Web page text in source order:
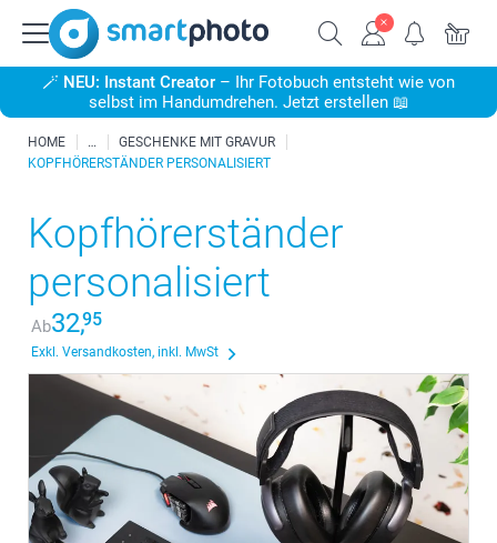
🪄 NEU: Instant Creator – Ihr Fotobuch entsteht wie von
selbst im Handumdrehen. Jetzt erstellen 📖
HOME
GESCHENKE MIT GRAVUR
KOPFHÖRERSTÄNDER PERSONALISIERT
Kopfhörerständer
personalisiert
Ab32,95
Exkl. Versandkosten, inkl. MwSt